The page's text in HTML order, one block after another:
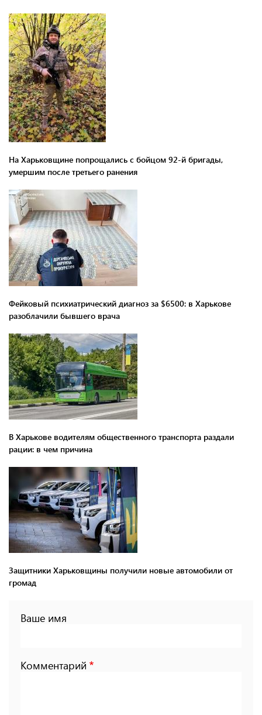
На Харьковщине попрощались с бойцом 92-й бригады,
умершим после третьего ранения
Фейковый психиатрический диагноз за $6500: в Харькове
разоблачили бывшего врача
В Харькове водителям общественного транспорта раздали
рации: в чем причина
Защитники Харьковщины получили новые автомобили от
громад
Ваше имя
Комментарий